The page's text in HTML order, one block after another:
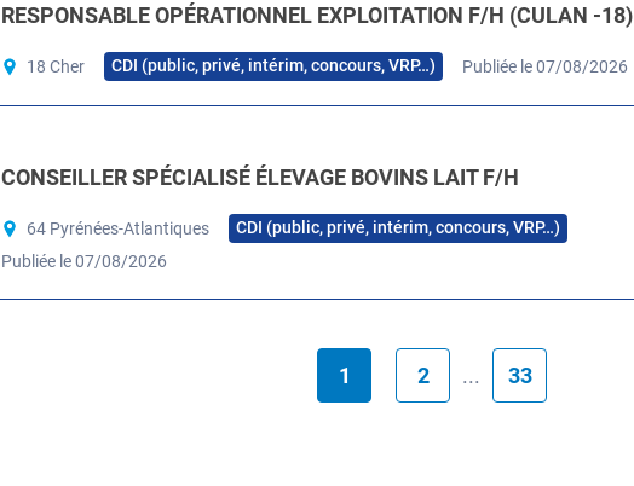
RESPONSABLE OPÉRATIONNEL EXPLOITATION F/H (CULAN -18)
18 Cher CDI (public, privé, intérim, concours, VRP…) Publiée le 07/08/2026
CONSEILLER SPÉCIALISÉ ÉLEVAGE BOVINS LAIT F/H
64 Pyrénées-Atlantiques
CDI (public, privé, intérim, concours, VRP…)
Publiée le 07/08/2026
1 2 ... 33